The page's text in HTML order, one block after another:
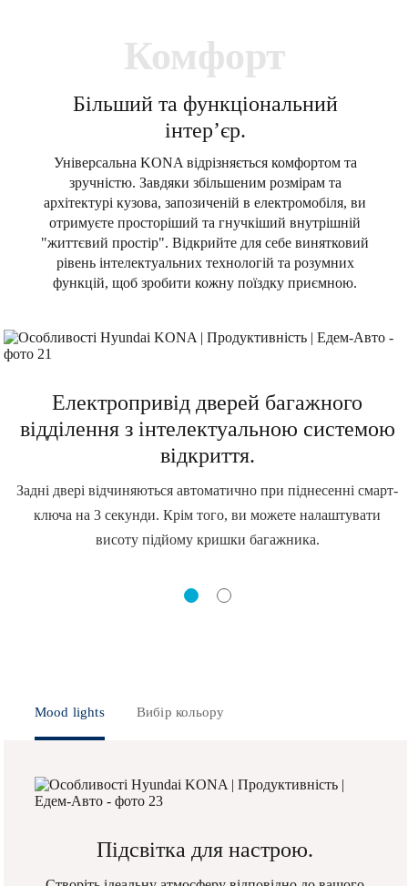
Комфорт
Більший та функціональний
інтер’єр.
Універсальна KONA відрізняється комфортом та
зручністю. Завдяки збільшеним розмірам та
архітектурі кузова, запозиченій в електромобіля, ви
отримуєте просторіший та гнучкіший внутрішній
"життєвий простір". Відкрийте для себе винятковий
рівень інтелектуальних технологій та розумних
функцій, щоб зробити кожну поїздку приємною.
Електропривід дверей багажного
відділення з інтелектуальною системою
відкриття.
Задні двері відчиняються автоматично при піднесенні смарт-
ключа на 3 секунди. Крім того, ви можете налаштувати
висоту підйому кришки багажника.
Mood lights Вибір кольору
Підсвітка для настрою.